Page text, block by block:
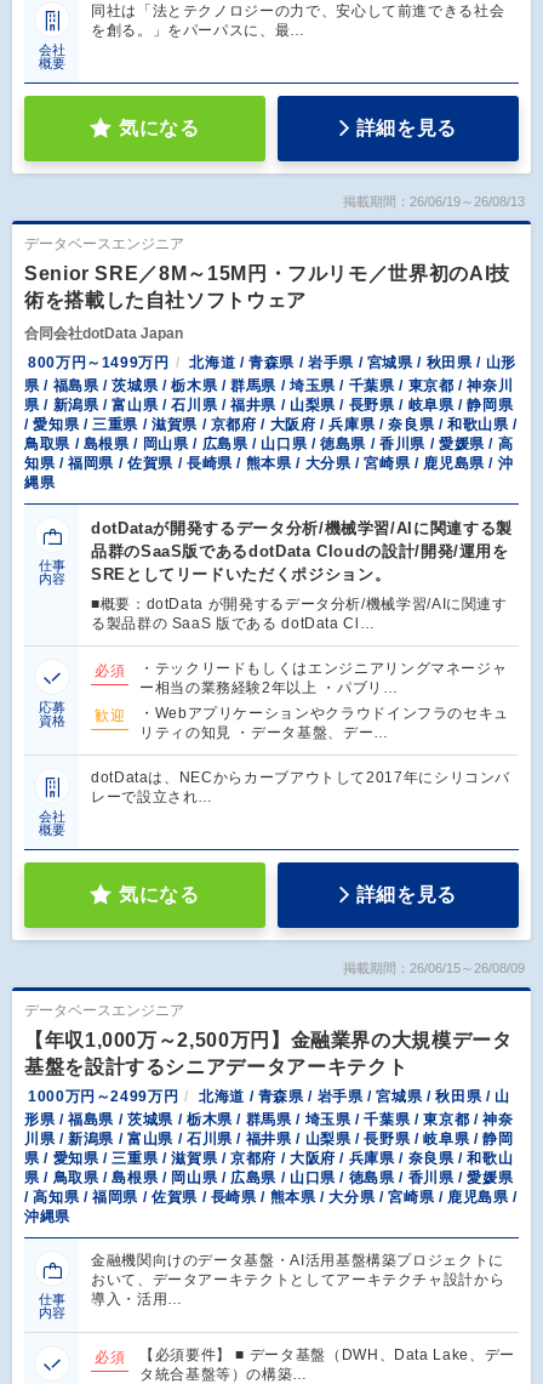
会社
概要
同社は「法とテクノロジーの力で、安心して前進できる社会
を創る。」をパーパスに、最…
気になる 詳細を見る
掲載期間：26/06/19～26/08/13
データベースエンジニア
Senior SRE／8M～15M円・フルリモ／世界初のAI技
術を搭載した自社ソフトウェア
合同会社dotData Japan
800万円～1499万円
北海道 / 青森県 / 岩手県 / 宮城県 / 秋田県 / 山形
県 / 福島県 / 茨城県 / 栃木県 / 群馬県 / 埼玉県 / 千葉県 / 東京都 / 神奈川
県 / 新潟県 / 富山県 / 石川県 / 福井県 / 山梨県 / 長野県 / 岐阜県 / 静岡県
/ 愛知県 / 三重県 / 滋賀県 / 京都府 / 大阪府 / 兵庫県 / 奈良県 / 和歌山県 /
鳥取県 / 島根県 / 岡山県 / 広島県 / 山口県 / 徳島県 / 香川県 / 愛媛県 / 高
知県 / 福岡県 / 佐賀県 / 長崎県 / 熊本県 / 大分県 / 宮崎県 / 鹿児島県 / 沖
縄県
仕事
内容
dotDataが開発するデータ分析/機械学習/AIに関連する製
品群のSaaS版であるdotData Cloudの設計/開発/運用を
SREとしてリードいただくポジション。
■概要：dotData が開発するデータ分析/機械学習/AIに関連す
る製品群の SaaS 版である dotData Cl…
応募
資格
必須
・テックリードもしくはエンジニアリングマネージャ
ー相当の業務経験2年以上 ・パブリ…
歓迎
・Webアプリケーションやクラウドインフラのセキュ
リティの知見 ・データ基盤、デー…
会社
概要
dotDataは、NECからカーブアウトして2017年にシリコンバ
レーで設立され…
気になる 詳細を見る
掲載期間：26/06/15～26/08/09
データベースエンジニア
【年収1,000万～2,500万円】金融業界の大規模データ
基盤を設計するシニアデータアーキテクト
1000万円～2499万円
北海道 / 青森県 / 岩手県 / 宮城県 / 秋田県 / 山
形県 / 福島県 / 茨城県 / 栃木県 / 群馬県 / 埼玉県 / 千葉県 / 東京都 / 神奈
川県 / 新潟県 / 富山県 / 石川県 / 福井県 / 山梨県 / 長野県 / 岐阜県 / 静岡
県 / 愛知県 / 三重県 / 滋賀県 / 京都府 / 大阪府 / 兵庫県 / 奈良県 / 和歌山
県 / 鳥取県 / 島根県 / 岡山県 / 広島県 / 山口県 / 徳島県 / 香川県 / 愛媛県
/ 高知県 / 福岡県 / 佐賀県 / 長崎県 / 熊本県 / 大分県 / 宮崎県 / 鹿児島県 /
沖縄県
仕事
内容
金融機関向けのデータ基盤・AI活用基盤構築プロジェクトに
おいて、データアーキテクトとしてアーキテクチャ設計から
導入・活用…
必須
【必須要件】 ■ データ基盤（DWH、Data Lake、デー
タ統合基盤等）の構築…